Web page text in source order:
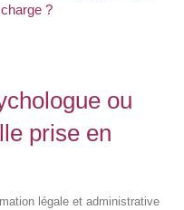
?
ou
prise en
légale et administrative